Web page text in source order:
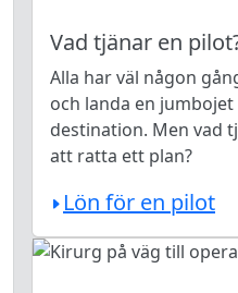
Vad tjänar en
Alla har väl någon
och landa en
destination. Men vad
att ratta ett plan?
Lön för en pilot